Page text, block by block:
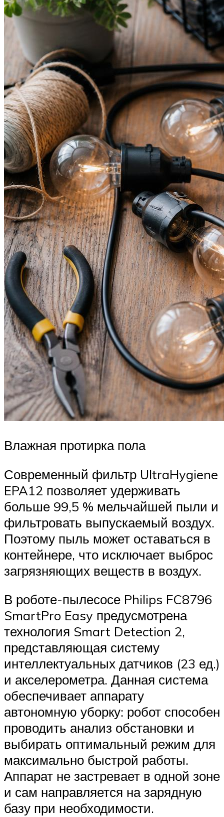
Влажная протирка пола
Современный фильтр UltraHygiene
EPA12 позволяет удерживать
больше 99,5 % мельчайшей пыли и
фильтровать выпускаемый воздух.
Поэтому пыль может оставаться в
контейнере, что исключает выброс
загрязняющих веществ в воздух.
В роботе-пылесосе Philips FC8796
SmartPro Easy предусмотрена
технология Smart Detection 2,
представляющая систему
интеллектуальных датчиков (23 ед.)
и акселерометра. Данная система
обеспечивает аппарату
автономную уборку: робот способен
проводить анализ обстановки и
выбирать оптимальный режим для
максимально быстрой работы.
Аппарат не застревает в одной зоне
и сам направляется на зарядную
базу при необходимости.